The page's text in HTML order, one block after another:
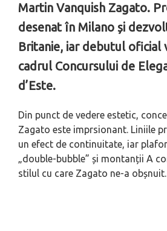
Martin Vanquish Zagato.
desenat în Milano și
Britanie, iar debutul oficial
cadrul Concursului de
d’Este.
Din punct de vedere estetic,
Zagato este imprsionant. Liniile
un efect de continuitate, iar
„double-bubble” și montanții A
stilul cu care Zagato ne-a obșnuit.